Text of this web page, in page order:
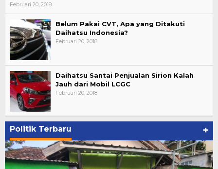
Februari 20, 2018
Belum Pakai CVT, Apa yang Ditakuti
Daihatsu Indonesia?
Februari 20, 2018
Daihatsu Santai Penjualan Sirion Kalah
Jauh dari Mobil LCGC
Februari 20, 2018
Politik Terbaru +